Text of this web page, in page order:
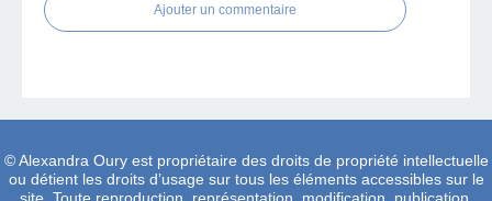
Ajouter un commentaire
© Alexandra Oury est propriétaire des droits de propriété intellectuelle
ou détient les droits d’usage sur tous les éléments accessibles sur le